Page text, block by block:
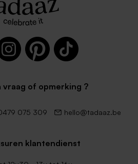
vraag of opmerking ?
075 309 hello@tadaaz.be
klantendienst